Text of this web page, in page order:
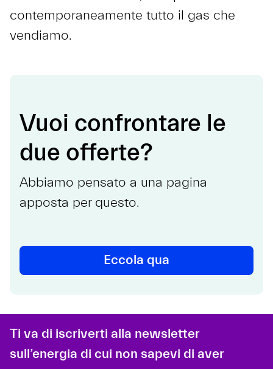
contemporaneamente tutto il gas che
vendiamo.
Vuoi confrontare le
due offerte?
Abbiamo pensato a una pagina
apposta per questo.
Eccola qua
Ti va di iscriverti alla newsletter
sull’energia di cui non sapevi di aver